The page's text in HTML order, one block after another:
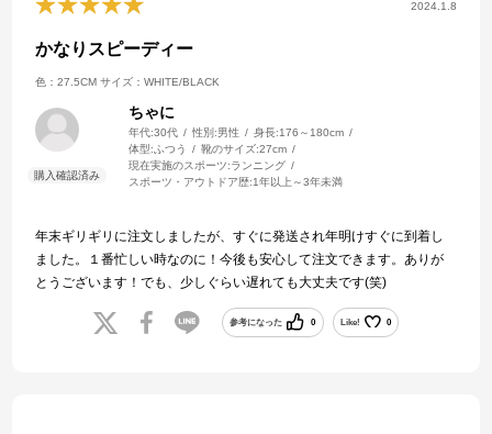
2024.1.8
かなりスピーディー
色：27.5CM サイズ：WHITE/BLACK
ちゃに
年代:30代 性別:男性 身長:176～180cm
体型:ふつう 靴のサイズ:27cm
現在実施のスポーツ:ランニング
スポーツ・アウトドア歴:1年以上～3年未満
年末ギリギリに注文しましたが、すぐに発送され年明けすぐに到着し
ました。１番忙しい時なのに！今後も安心して注文できます。ありが
とうございます！でも、少しぐらい遅れても大丈夫です(笑)
参考になった 0 Like! 0